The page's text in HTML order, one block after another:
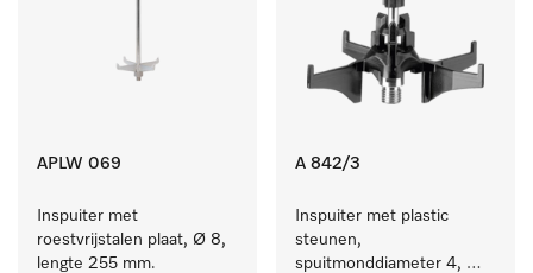
APLW 069
Inspuiter met
roestvrijstalen plaat, Ø 8,
lengte 255 mm.
A 842/3
Inspuiter met plastic
steunen,
spuitmonddiameter 4,